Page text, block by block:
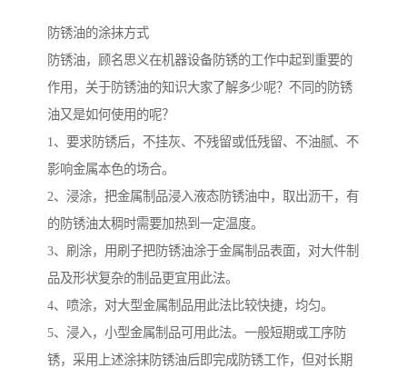
防锈油的涂抹方式
防锈油，顾名思义在机器设备防锈的工作中起到重要的
作用，关于防锈油的知识大家了解多少呢？不同的防锈
油又是如何使用的呢？
1、要求防锈后，不挂灰、不残留或低残留、不油腻、不
影响金属本色的场合。
2、浸涂，把金属制品浸入液态防锈油中，取出沥干，有
的防锈油太稠时需要加热到一定温度。
3、刷涂，用刷子把防锈油涂于金属制品表面，对大件制
品及形状复杂的制品更宜用此法。
4、喷涂，对大型金属制品用此法比较快捷，均匀。
5、浸入，小型金属制品可用此法。一般短期或工序防
锈，采用上述涂抹防锈油后即完成防锈工作，但对长期